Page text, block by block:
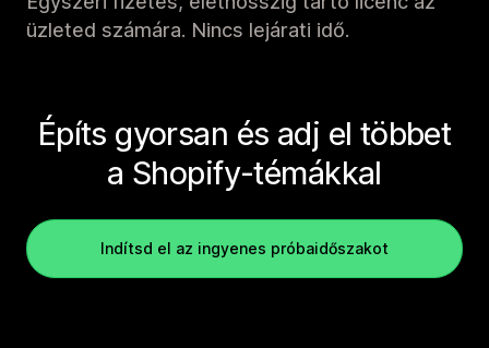
üzleted számára. Nincs lejárati idő.
Építs gyorsan és adj el többet
a Shopify-témákkal
Indítsd el az ingyenes próbaidőszakot